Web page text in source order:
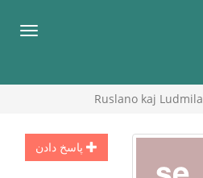
Ruslano kaj Ludmila
پاسخ دادن